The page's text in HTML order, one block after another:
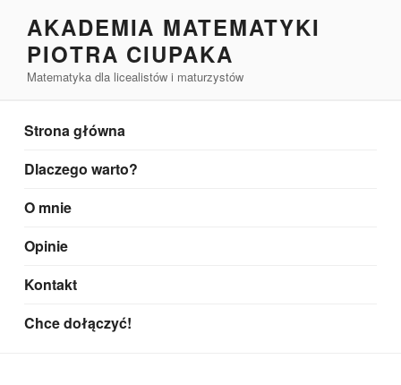
treści
AKADEMIA MATEMATYKI
PIOTRA CIUPAKA
Matematyka dla licealistów i maturzystów
Strona główna
Dlaczego warto?
O mnie
Opinie
Kontakt
Chce dołączyć!